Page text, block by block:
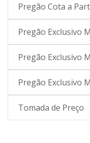
Pregão Cota a
Pregão Exclusivo
Pregão Exclusivo
Pregão Exclusivo
Tomada de Preço